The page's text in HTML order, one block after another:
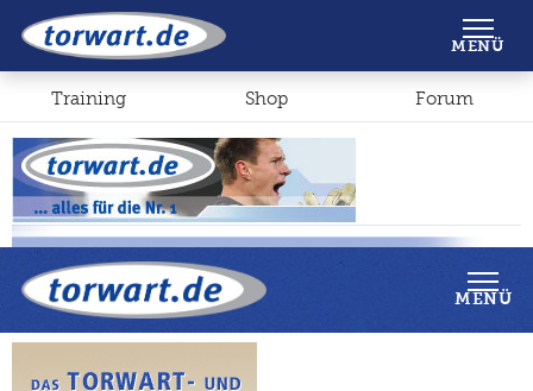
Shop Forum
MENÜ